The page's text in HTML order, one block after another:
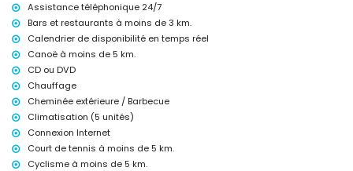
rayon de 5 kilomètres de la villa)
plage la plus proche : Playa del Arenal (dans un rayon de 5 kilomètres
de la villa)
port le plus proche : La Fontana, Javea (dans un rayon de 5 kilomètres
de la villa)
la villa)
aéroport le plus proche : Alicante (dans un rayon de 100 kilomètres de
la villa)
deuxième aéroport le plus proche : Valence (> 100 kilomètres)
les animaux de compagnie ne sont pas autorisés
L'hébergement est très adapté aux familles avec enfants
Assistance téléphonique 24/7
Bars et restaurants à moins de 3 km.
Calendrier de disponibilité en temps réel
Canoë à moins de 5 km.
CD ou DVD
Chauffage
Cheminée extérieure / Barbecue
Climatisation (5 unités)
Connexion Internet
Court de tennis à moins de 5 km.
Cyclisme à moins de 5 km.